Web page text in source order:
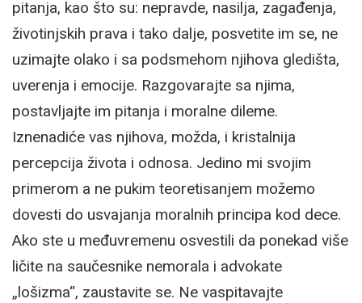
pitanja, kao što su: nepravde, nasilja, zagađenja,
životinjskih prava i tako dalje, posvetite im se, ne
uzimajte olako i sa podsmehom njihova gledišta,
uverenja i emocije. Razgovarajte sa njima,
postavljajte im pitanja i moralne dileme.
Iznenadiće vas njihova, možda, i kristalnija
percepcija života i odnosa. Jedino mi svojim
primerom a ne pukim teoretisanjem možemo
dovesti do usvajanja moralnih principa kod dece.
Ako ste u međuvremenu osvestili da ponekad više
ličite na saučesnike nemorala i advokate
„lošizma“, zaustavite se. Ne vaspitavajte